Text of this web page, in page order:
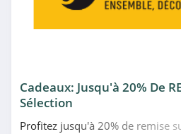
Cadeaux: Jusqu'à 20% De
Sélection
Profitez jusqu'à 20% de remise